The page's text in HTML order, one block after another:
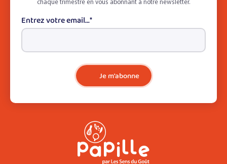
chaque trimestre en vous abonnant à notre newsletter.
Entrez votre email...*
Je m'abonne